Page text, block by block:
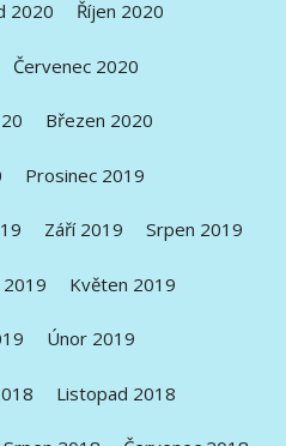
2020 Říjen 2020
Červenec 2020
Březen 2020
Prosinec 2019
Září 2019 Srpen 2019
2019 Květen 2019
Únor 2019
Listopad 2018